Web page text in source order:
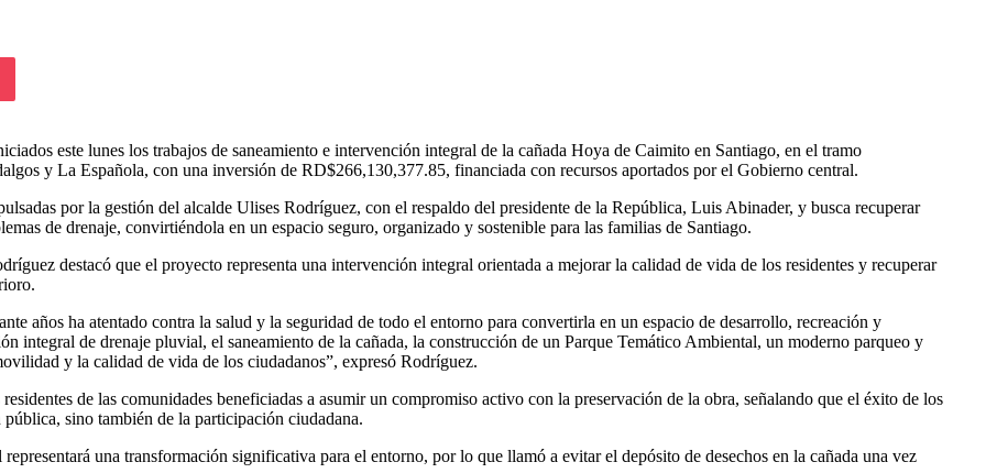
Pocket
este lunes los trabajos de saneamiento e intervención integral de la cañada Hoya de Caimito en Santiago, en el tramo
y La Española, con una inversión de RD$266,130,377.85, financiada con recursos aportados por el Gobierno central.
por la gestión del alcalde Ulises Rodríguez, con el respaldo del presidente de la República, Luis Abinader, y busca recuperar
de drenaje, convirtiéndola en un espacio seguro, organizado y sostenible para las familias de Santiago.
destacó que el proyecto representa una intervención integral orientada a mejorar la calidad de vida de los residentes y recuperar
años ha atentado contra la salud y la seguridad de todo el entorno para convertirla en un espacio de desarrollo, recreación y
integral de drenaje pluvial, el saneamiento de la cañada, la construcción de un Parque Temático Ambiental, un moderno parqueo y
y la calidad de vida de los ciudadanos”, expresó Rodríguez.
de las comunidades beneficiadas a asumir un compromiso activo con la preservación de la obra, señalando que el éxito de los
sino también de la participación ciudadana.
una transformación significativa para el entorno, por lo que llamó a evitar el depósito de desechos en la cañada una vez